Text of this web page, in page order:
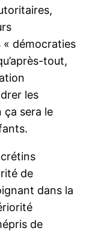
« démocraties
tout,
les
ça sera le
de
dans la
de